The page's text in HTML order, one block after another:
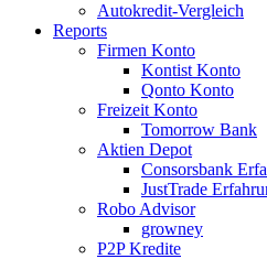
Autokredit-Vergleich
Reports
Firmen Konto
Kontist Konto
Qonto Konto
Freizeit Konto
Tomorrow Bank
Aktien Depot
Consorsbank
JustTrade
Robo Advisor
growney
P2P Kredite